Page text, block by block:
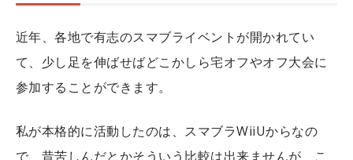
近年、各地で有志のスマブライベントが開かれてい
て、少し足を伸ばせばどこかしら宅オフやオフ大会に
参加することができます。
私が本格的に活動したのは、スマブラWiiUからなの
で、昔苦しんだとかそういう比較は出来ませんが、こ